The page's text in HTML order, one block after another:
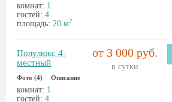
комнат: 1
гостей: 4
площадь: 20 м2
Полулюкс 4-
местный
Фото (4) Описание
комнат: 1
гостей: 4
от 3 000 руб.
в сутки